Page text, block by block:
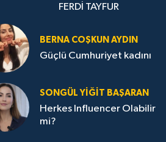
FERDİ TAYFUR
BERNA COŞKUN AYDIN
Güçlü Cumhuriyet kadını
SONGÜL YIĞIT BAŞARAN
Herkes Influencer Olabilir
mi?